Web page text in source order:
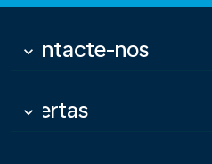
Contacte-nos
keyboard_arrow_down
Ofertas
keyboard_arrow_down